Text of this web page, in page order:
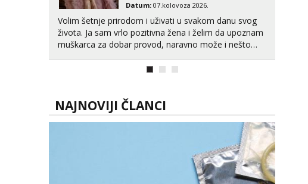
Datum: 07.kolovoza 2026.
Volim šetnje prirodom i uživati u svakom danu svog
života. Ja sam vrlo pozitivna žena i želim da upoznam
muškarca za dobar provod, naravno može i nešto
NAJNOVIJI ČLANCI